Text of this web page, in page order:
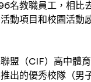
名教職員工，相比
動項目和校園活動
盟（CIF）高中體
出的優秀校隊（男